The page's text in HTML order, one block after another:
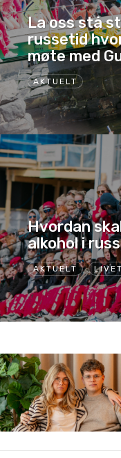
AKTUELT
La oss stå
russetid
møte med
AKTUELT LIVET
Hvordan
alkohol i